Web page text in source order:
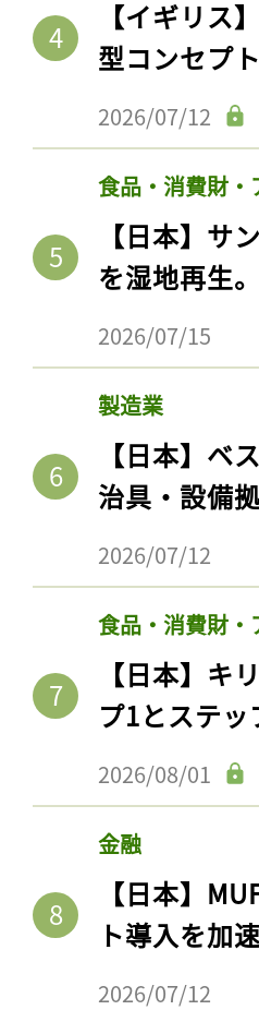
【イギリス
型コンセプ
2026/07/12
食品・消費財・
【日本】サ
を湿地再生
2026/07/15
製造業
【日本】ベ
治具・設備
2026/07/12
食品・消費財・
【日本】キ
プ1とステ
2026/08/01
金融
【日本】
ト導入を加
2026/07/12